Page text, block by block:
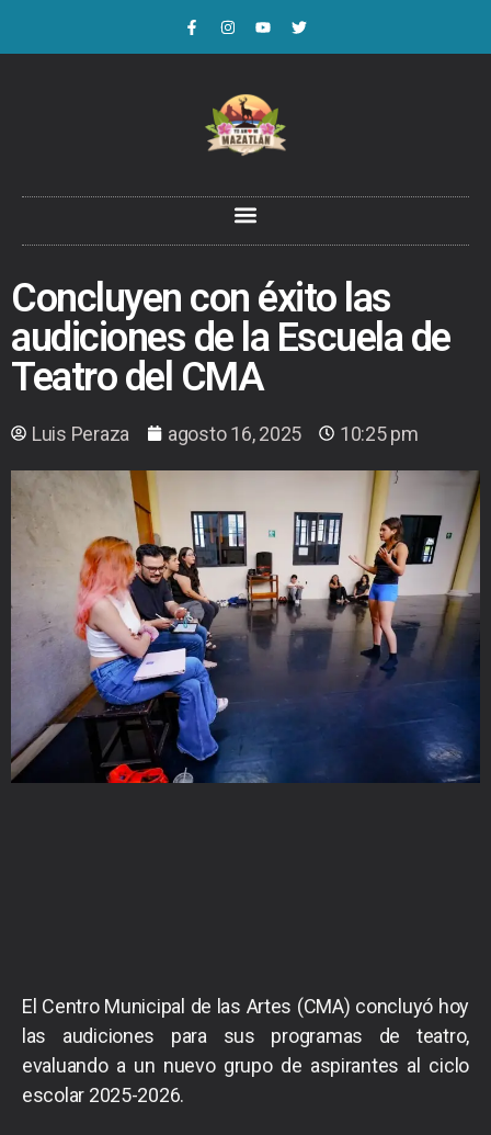
Concluyen con éxito las
audiciones de la Escuela de
Teatro del CMA
Luis Peraza agosto 16, 2025 10:25 pm
El Centro Municipal de las Artes (CMA) concluyó hoy
las audiciones para sus programas de teatro,
evaluando a un nuevo grupo de aspirantes al ciclo
escolar 2025-2026.